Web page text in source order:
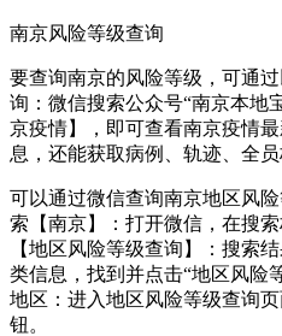
南京风险等级查询
要查询南京的风险等级，可通
询：微信搜索公众号“南京本地
京疫情】，即可查看南京疫情
息，还能获取病例、轨迹、全
可以通过微信查询南京地区风
索【南京】：打开微信，在搜
【地区风险等级查询】：搜索
类信息，找到并点击“地区风险
地区：进入地区风险等级查询
钮。